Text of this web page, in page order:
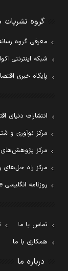
گروه نشریات
معرفی گروه
شبکه اینترنتی
پایگاه خبری
انتشارات دنیای
مرکز نوآوری و
مرکز پژوهش‌های
مرکز راه حل‌های
روزنامه انگلیسی Financial Tribune
تماس با ما
همکاری با ما
درباره ما